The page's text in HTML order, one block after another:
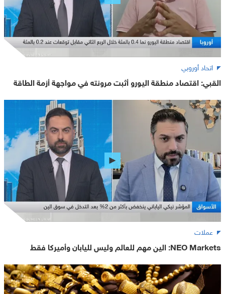
اتحاد أوروبي
القبي: اقتصاد منطقة اليورو أثبت مرونته في مواجهة أزمة الطاقة
عملات
NEO Markets: الين مهم للعالم وليس لليابان وأميركا فقط